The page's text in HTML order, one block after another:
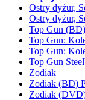
Ostry dyżur,
Ostry dyżur,
Top Gun (BD)
Top Gun:
Top Gun:
Top Gun
Zodiak
Zodiak (BD)
Zodiak